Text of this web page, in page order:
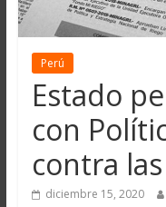
Perú
Estado
con
contra
diciembre 15, 2020